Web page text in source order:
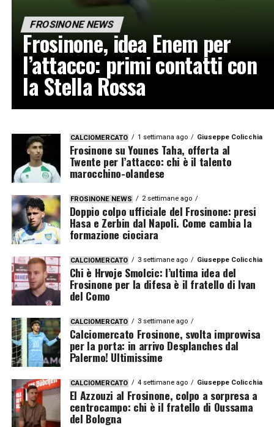
FROSINONE NEWS
Frosinone, idea Enem per
l’attacco: primi contatti con
la Stella Rossa
CALCIOMERCATO 1 settimana ago Giuseppe Colicchia
Frosinone su Younes Taha, offerta al
Twente per l’attacco: chi è il talento
marocchino-olandese
FROSINONE NEWS 2 settimane ago
Doppio colpo ufficiale del Frosinone: presi
Hasa e Zerbin dal Napoli. Come cambia la
formazione ciociara
CALCIOMERCATO 3 settimane ago Giuseppe Colicchia
Chi è Hrvoje Smolcic: l’ultima idea del
Frosinone per la difesa è il fratello di Ivan
del Como
CALCIOMERCATO 3 settimane ago
Calciomercato Frosinone, svolta improvvisa
per la porta: in arrivo Desplanches dal
Palermo! Ultimissime
CALCIOMERCATO 4 settimane ago Giuseppe Colicchia
El Azzouzi al Frosinone, colpo a sorpresa a
centrocampo: chi è il fratello di Oussama
del Bologna